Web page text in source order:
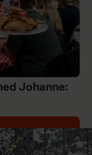
Johanne: